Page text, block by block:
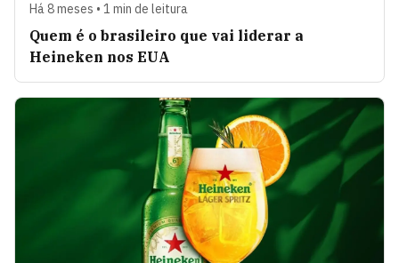
Há 8 meses • 1 min de leitura
Quem é o brasileiro que vai liderar a
Heineken nos EUA